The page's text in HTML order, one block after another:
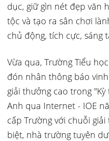
dục, giữ gìn nét đẹp văn
tộc và tạo ra sân chơi
chủ động, tích cực, sáng
Vừa qua, Trường Tiểu
đón nhân thông báo
giải thưởng cao trong
Anh qua Internet - IOE
cấp Trường với chuỗi
biệt, nhà trường tuyên